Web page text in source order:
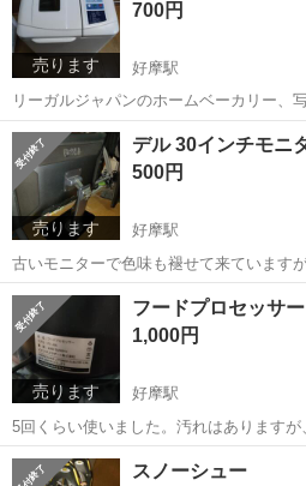
売ります
700円
好摩駅
リーガルジャパンのホームベーカリー、
ットで拾った説明書をおつけします。自
す。古いものですがおいしいパンが安く
岩手 盛岡市 キッチン
売ります
デル 30インチモニ
500円
好摩駅
古いモニターで色味も褪せて来ています
はないです。 くぐると次のようにハイス
wt1-3008wfp デルの「3008WFP」は、2007年後半から2008年頃に販売
され...
岩手 盛岡市 好摩駅 その他
売ります
フードプロセッサー
1,000円
好摩駅
5回くらい使いました。汚れはありますが
りません。Amazonで3000円くらいで買
で。
岩手 盛岡市
スノーシュー